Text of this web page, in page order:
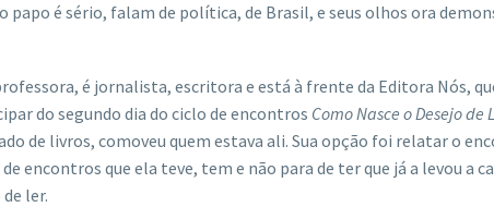
papo é sério, falam de política, de Brasil, e seus olhos ora
é jornalista, escritora e está à frente da Editora Nós,
do segundo dia do ciclo de encontros Como Nasce o Desejo de
de livros, comoveu quem estava ali. Sua opção foi relatar o
encontros que ela teve, tem e não para de ter que já a levou a
ler.